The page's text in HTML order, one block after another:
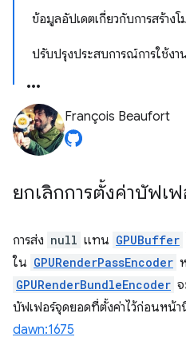
ข้อมูลอัปเดตเกี่ยวกับการสร้างโ
ปรับปรุงประสบการณ์การใช้ง
François Beaufort
ยกเลิกการตั้งค่าบัฟเ
การส่ง null แทน GPUBuffer
ใน GPURenderPassEncoder
GPURenderBundleEncoder
บัฟเฟอร์จุดยอดที่ตั้งค่าไว้ก่อนหน้
dawn:1675